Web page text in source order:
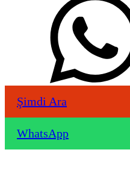
Şimdi Ara
WhatsApp